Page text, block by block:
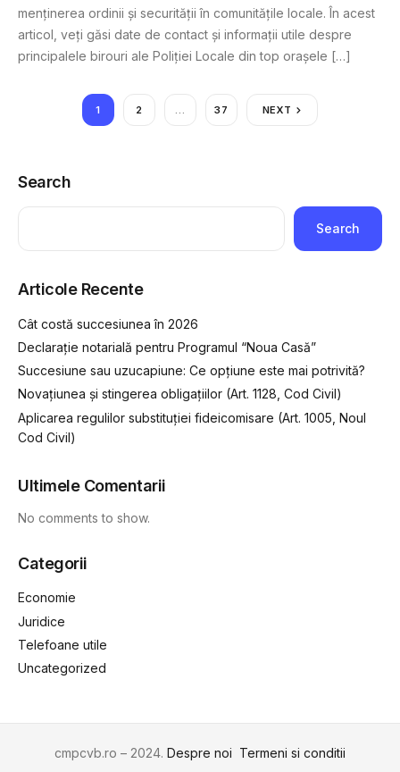
menținerea ordinii și securității în comunitățile locale. În acest
articol, veți găsi date de contact și informații utile despre
principalele birouri ale Poliției Locale din top orașele […]
1 2 … 37 NEXT
Search
Search
Articole Recente
Cât costă succesiunea în 2026
Declarație notarială pentru Programul “Noua Casă”
Succesiune sau uzucapiune: Ce opțiune este mai potrivită?
Novațiunea și stingerea obligațiilor (Art. 1128, Cod Civil)
Aplicarea regulilor substituției fideicomisare (Art. 1005, Noul
Cod Civil)
Ultimele Comentarii
No comments to show.
Categorii
Economie
Juridice
Telefoane utile
Uncategorized
cmpcvb.ro – 2024. Despre noi Termeni si conditii